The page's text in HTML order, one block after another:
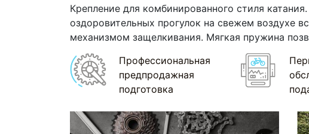
Крепление для комбинированного стиля
оздоровительных прогулок на свежем воздухе
механизмом защелкивания. Мягкая пружина
Профессиональная
предпродажная
подготовка